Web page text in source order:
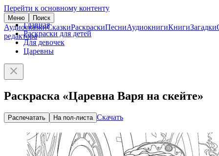
Перейти к основному контенту
Меню Поиск
АудиосказкиСказкиРаскраскиПесниАудиокнигиКнигиЗагадки
редактора
Главная
Раскраски для детей
Для девочек
Царевны
Раскраска «Царевна Варя на скейте»
Распечатать На пол-листа Скачать